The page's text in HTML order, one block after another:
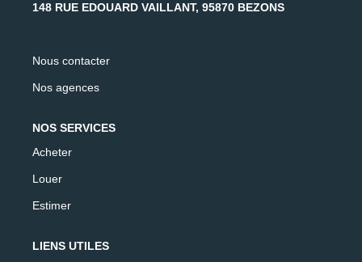
AFR IMMOBILIER Chatou - Transaction
AFR IMMOBILIER Sartrouville
148 RUE EDOUARD VAILLANT, 95870 BEZONS
Nous contacter
Nos agences
NOS SERVICES
Acheter
Louer
Estimer
LIENS UTILES